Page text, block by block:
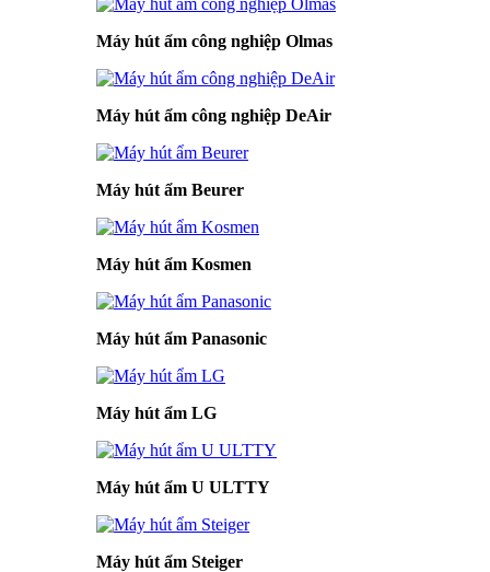
Máy hút ẩm công nghiệp Olmas
Máy hút ẩm công nghiệp DeAir
Máy hút ẩm Beurer
Máy hút ẩm Kosmen
Máy hút ẩm Panasonic
Máy hút ẩm LG
Máy hút ẩm U ULTTY
Máy hút ẩm Steiger